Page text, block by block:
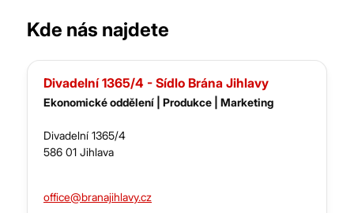
Copyright 2026 Brána Jihlavy, příspěvková organizace.
Kde nás najdete
Divadelní 1365/4 - Sídlo Brána Jihlavy
Ekonomické oddělení | Produkce | Marketing
Divadelní 1365/4
586 01 Jihlava
office@branajihlavy.cz